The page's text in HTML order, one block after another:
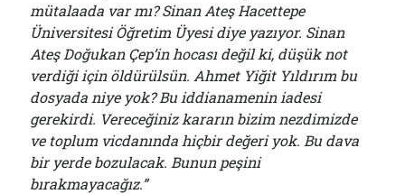
mütalaada var mı? Sinan Ateş Hacettepe
Üniversitesi Öğretim Üyesi diye yazıyor. Sinan
Ateş Doğukan Çep’in hocası değil ki, düşük not
verdiği için öldürülsün. Ahmet Yiğit Yıldırım bu
dosyada niye yok? Bu iddianamenin iadesi
gerekirdi. Vereceğiniz kararın bizim nezdimizde
ve toplum vicdanında hiçbir değeri yok. Bu dava
bir yerde bozulacak. Bunun peşini
bırakmayacağız.”